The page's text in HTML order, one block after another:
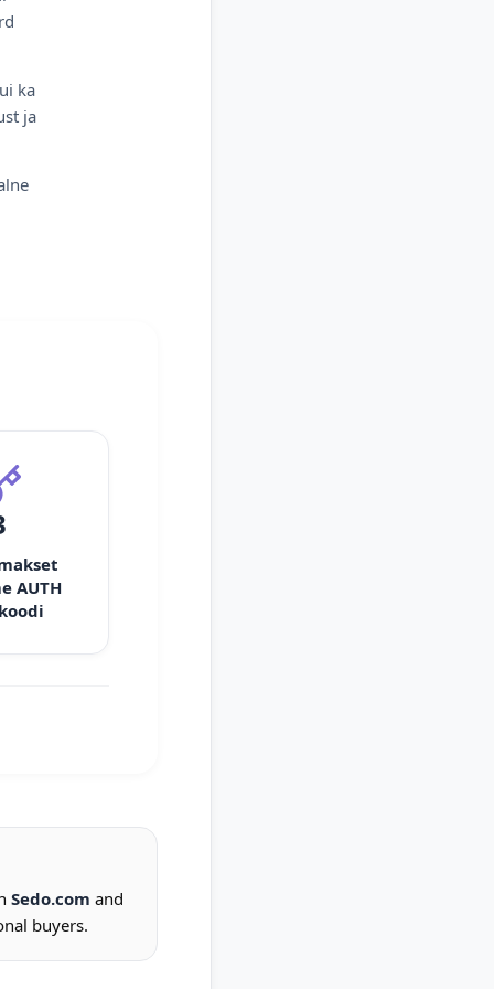
ka
ja
AUTH
Sedo.com and
buyers.